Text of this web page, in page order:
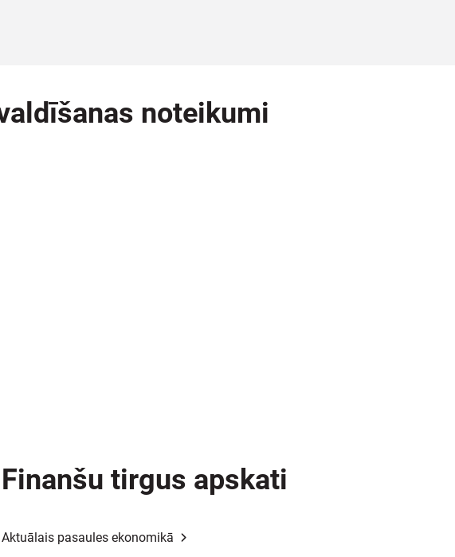
noteikumi
Finanšu tirgus apskati
Aktuālais pasaules ekonomikā